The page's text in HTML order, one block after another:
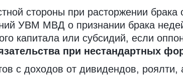
стороны при расторжении
УВМ МВД о признании брака
капитала или субсидий, если
при нестандартных
с доходов от дивидендов,